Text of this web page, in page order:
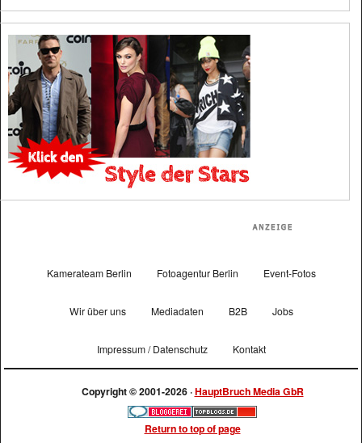
Kamerateam Berlin Fotoagentur Berlin Event-Fotos
Wir über uns Mediadaten B2B Jobs
Impressum / Datenschutz Kontakt
Copyright © 2001-2026 ·HauptBruch Media GbR
Return to top of page